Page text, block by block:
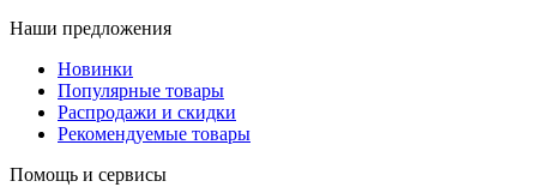
Наши предложения
Новинки
Популярные товары
Распродажи и скидки
Рекомендуемые товары
Помощь и сервисы